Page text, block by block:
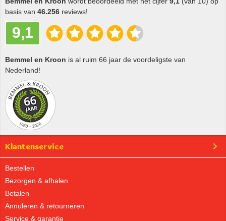
basis van 46.256 reviews!
9,1
Bemmel en Kroon is al ruim 66 jaar de voordeligste van
Nederland!
Klantenservice
Bestellen
Bezorgen & afhalen
Betalen
Annuleren & retourneren
Service & garantie